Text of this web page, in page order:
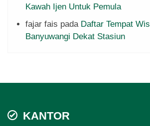
Kawah Ijen Untuk Pemula
fajar fais pada Daftar Tempat
Banyuwangi Dekat Stasiun
KANTOR